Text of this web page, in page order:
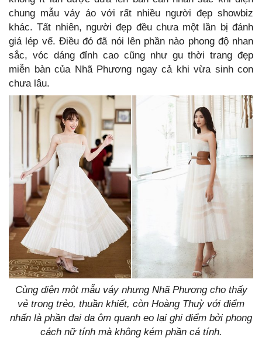
chung mẫu váy áo với rất nhiều người đẹp showbiz
khác. Tất nhiên, người đẹp đều chưa một lần bị đánh
giá lép vế. Điều đó đã nói lên phần nào phong độ nhan
sắc, vóc dáng đỉnh cao cũng như gu thời trang đẹp
miễn bàn của Nhã Phương ngay cả khi vừa sinh con
chưa lâu.
Cùng diện một mẫu váy nhưng Nhã Phương cho thấy
vẻ trong trẻo, thuần khiết, còn Hoàng Thuỳ với điểm
nhấn là phần đai da ôm quanh eo lại ghi điểm bởi phong
cách nữ tính mà không kém phần cá tính.